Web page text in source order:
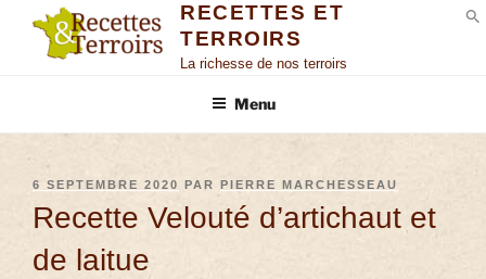
RECETTES ET
TERROIRS
La richesse de nos terroirs
Menu
6 SEPTEMBRE 2020 PAR PIERRE MARCHESSEAU
Recette Velouté d’artichaut et
de laitue